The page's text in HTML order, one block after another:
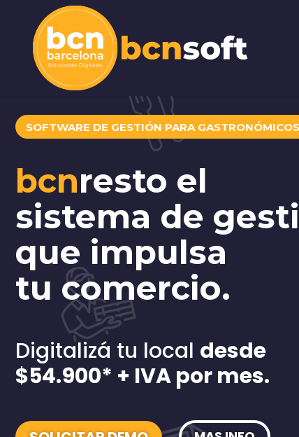
SOFTWARE DE GESTIÓN PARA GASTRONÓMICOS
bcnresto el
sistema de
que impulsa
tu comercio.
Digitalizá tu local desde
$54.900* + IVA por mes.